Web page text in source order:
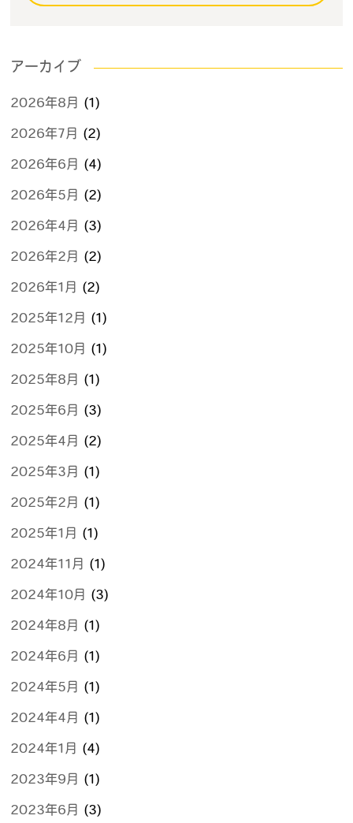
アーカイブ
2026年8月 (1)
2026年7月 (2)
2026年6月 (4)
2026年5月 (2)
2026年4月 (3)
2026年2月 (2)
2026年1月 (2)
2025年12月 (1)
2025年10月 (1)
2025年8月 (1)
2025年6月 (3)
2025年4月 (2)
2025年3月 (1)
2025年2月 (1)
2025年1月 (1)
2024年11月 (1)
2024年10月 (3)
2024年8月 (1)
2024年6月 (1)
2024年5月 (1)
2024年4月 (1)
2024年1月 (4)
2023年9月 (1)
2023年6月 (3)